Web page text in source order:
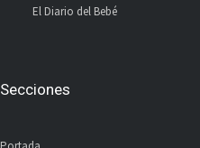
El Diario del Bebé
Secciones